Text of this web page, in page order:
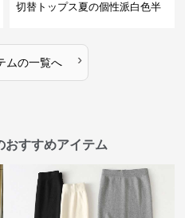
切替トップス夏の個性派白色半
ムの一覧へ ›
おすすめアイテム